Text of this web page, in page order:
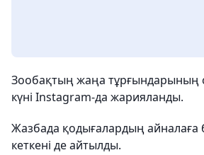
Зообақтың жаңа тұрғындарының
күні Instagram-да жарияланды.
Жазбада қодығалардың айналаға
кеткені де айтылды.